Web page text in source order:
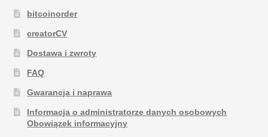
bitcoinorder
creatorCV
Dostawa i zwroty
FAQ
Gwarancja i naprawa
Informacja o administratorze danych osobowych
Obowiązek informacyjny